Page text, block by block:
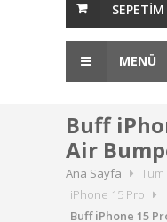
MENÜ
Buff
Air
Ana Sayfa
iPhone 15 Pro
Buff iPhone 15